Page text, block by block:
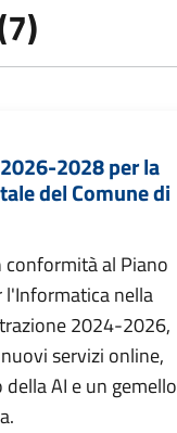
2028 per la
del Comune di
al Piano
l'Informatica nella
2024-2026,
servizi online,
AI e un gemello